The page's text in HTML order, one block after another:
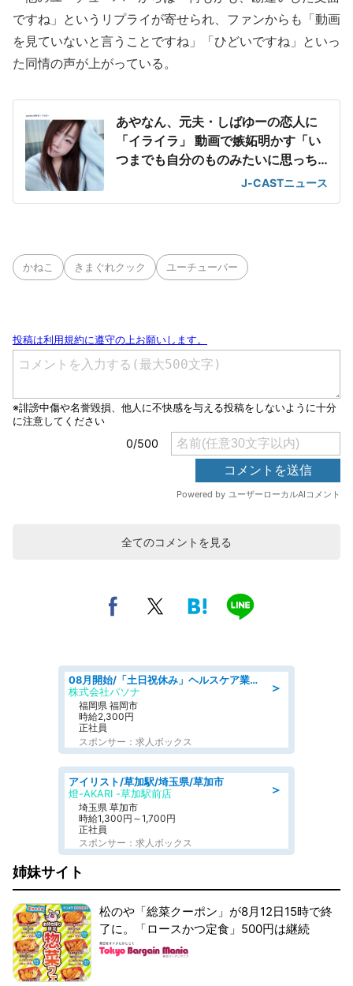
ですね」というリプライが寄せられ、ファンからも「動画
を見ていないと言うことですね」「ひどいですね」といっ
た同情の声が上がっている。
あやなん、元夫・しばゆーの恋人に
「イライラ」 動画で嫉妬明かす「い
つまでも自分のものみたいに思っち
J-CASTニュース
かねこ きまぐれクック ユーチューバー
全てのコメントを見る
＞
08月開始/「土日祝休み」ヘルスケア業界の産業保健師/高時給/未経験OK/要資格:保健師、正看護師
株式会社パソナ
福岡県 福岡市
時給2,300円
正社員
スポンサー：求人ボックス
＞
アイリスト/草加駅/埼玉県/草加市
燈-AKARI -草加駅前店
埼玉県 草加市
時給1,300円～1,700円
正社員
スポンサー：求人ボックス
姉妹サイト
松のや「総菜クーポン」が8月12日15時で終
了に。「ロースかつ定食」500円は継続